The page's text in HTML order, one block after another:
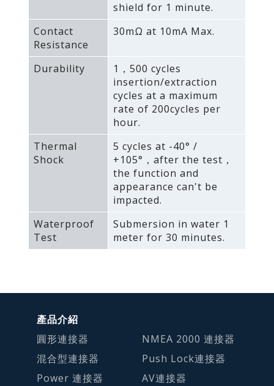
shield for 1 minute.
Contact
Resistance
30mΩ at 10mA Max.
Durability
1，500 cycles
insertion/extraction
cycles at a maximum
rate of 200cycles per
hour.
Thermal
Shock
5 cycles at -40° /
+105°，after the test，
the function and
appearance can't be
impacted.
Waterproof
Test
Submersion in water 1
meter for 30 minutes.
產品介紹
圓形連接器
混合型連接器
Power 連接器
NMEA 2000 連接器
Push Lock連接器
AV連接器